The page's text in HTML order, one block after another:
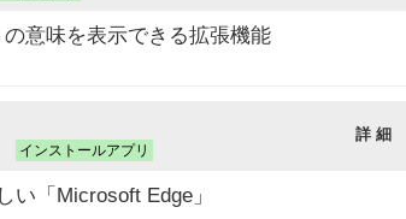
意味を表示できる拡張機能
インストールアプリ
詳 細
い「Microsoft Edge」